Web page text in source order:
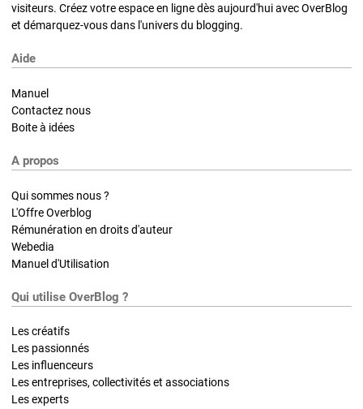
visiteurs. Créez votre espace en ligne dès aujourd'hui avec OverBlog
et démarquez-vous dans l'univers du blogging.
Aide
Manuel
Contactez nous
Boite à idées
A propos
Qui sommes nous ?
L'Offre Overblog
Rémunération en droits d'auteur
Webedia
Manuel d'Utilisation
Qui utilise OverBlog ?
Les créatifs
Les passionnés
Les influenceurs
Les entreprises, collectivités et associations
Les experts